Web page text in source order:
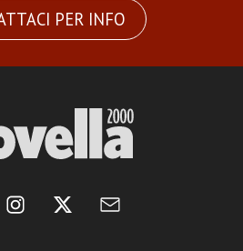
PER INFO